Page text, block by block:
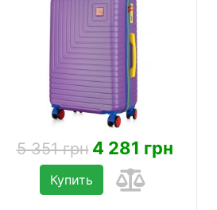
5 351 грн 4 281 грн
Купить